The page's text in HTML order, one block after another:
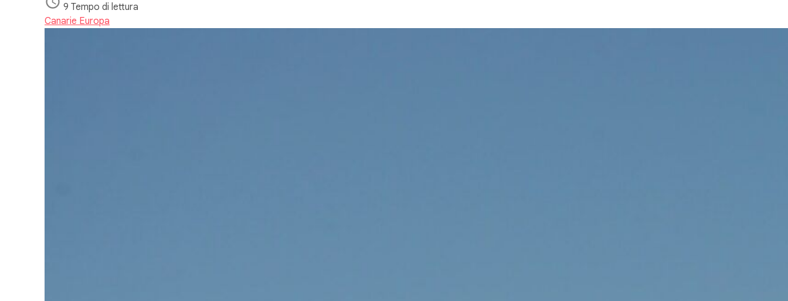
9 Tempo di lettura
Canarie Europa